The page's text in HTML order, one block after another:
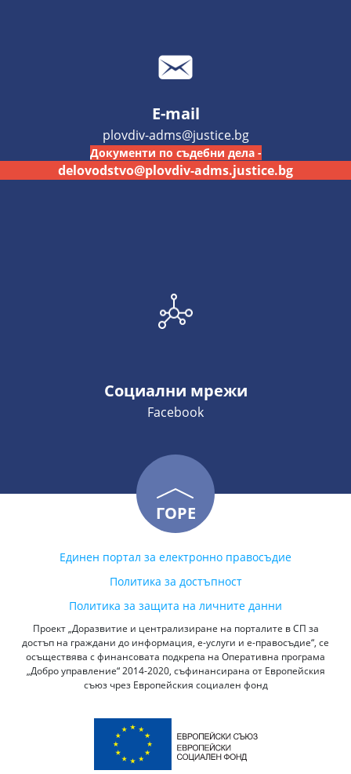
E-mail
plovdiv-adms@justice.bg
Документи по съдебни дела -
delovodstvo@plovdiv-adms.justice.bg
Социални мрежи
Facebook
ГОРЕ
Единен портал за електронно правосъдие
Политика за достъпност
Политика за защита на личните данни
Проект „Доразвитие и централизиране на порталите в СП за
достъп на граждани до информация, е-услуги и е-правосъдие“, се
осъществява с финансовата подкрепа на Оперативна програма
„Добро управление“ 2014-2020, съфинансирана от Европейския
съюз чрез Европейския социален фонд